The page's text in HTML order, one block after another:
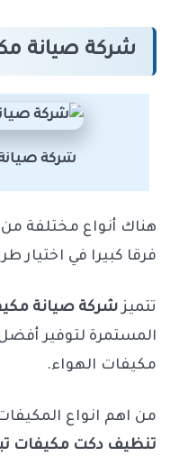
شركة صيانة
شركة
هناك أنواع مختلفة
فرقا كبيرا في اختيار
تتميزشركة صيانة
المستمرة لتوفير
مكيفات الهواء.
من اهم انواع
تنظيف دكت مكيفات